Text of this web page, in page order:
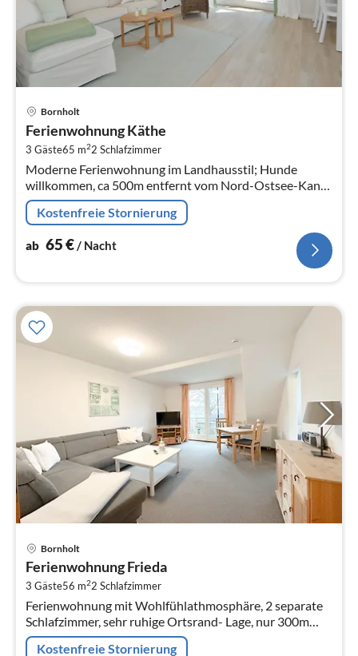
Bornholt
Ferienwohnung Käthe
3 Gäste65 m22 Schlafzimmer
Moderne Ferienwohnung im Landhausstil; Hunde
willkommen, ca 500m entfernt vom Nord-Ostsee-Kanal,
eingezäunter Garten, Waschmaschine, kostenloses
WLAN Geniessen Sie einen entspann...
Kostenfreie Stornierung
ab 65€/ Nacht
Bornholt
Ferienwohnung Frieda
3 Gäste56 m22 Schlafzimmer
Ferienwohnung mit Wohlfühlathmosphäre, 2 separate
Schlafzimmer, sehr ruhige Ortsrand- Lage, nur 300m
entfernt vom Nord-Ostsee-Kanal, mit Balkon, Hunde
Kostenfreie Stornierung